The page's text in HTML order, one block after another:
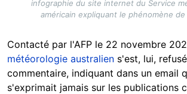
infographie du site internet du Service
américain expliquant le phénomène
Contacté par l'AFP le 22 novembre
météorologie australien s'est, lui,
commentaire, indiquant dans un email
s'exprimait jamais sur les publications